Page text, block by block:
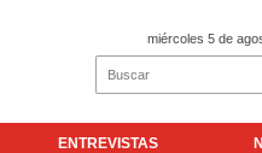
miércoles 5 de
ENTREVISTAS